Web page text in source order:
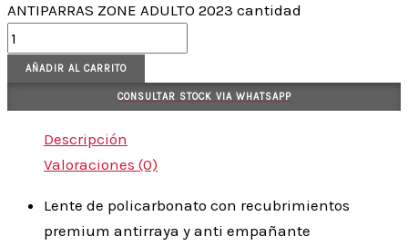
ANTIPARRAS ZONE ADULTO 2023 cantidad
AÑADIR AL CARRITO
CONSULTAR STOCK VIA WHATSAPP
Descripción
Valoraciones (0)
Lente de policarbonato con recubrimientos
premium antirraya y anti empañante